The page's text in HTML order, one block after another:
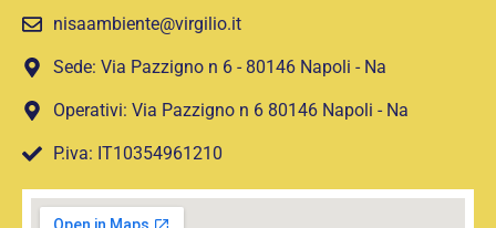
nisaambiente@virgilio.it
Sede: Via Pazzigno n 6 - 80146 Napoli - Na
Operativi: Via Pazzigno n 6 80146 Napoli - Na
P.iva: IT10354961210